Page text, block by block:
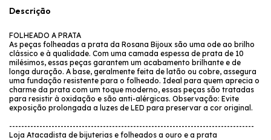
Descrição
FOLHEADO A PRATA
As peças folheadas a prata da Rosana Bijoux são uma ode ao brilho
clássico e à qualidade. Com uma camada espessa de prata de 10
milésimos, essas peças garantem um acabamento brilhante e de
longa duração. A base, geralmente feita de latão ou cobre, assegura
uma fundação resistente para o folheado. Ideal para quem aprecia o
charme da prata com um toque moderno, essas peças são tratadas
para resistir à oxidação e são anti-alérgicas. Observação: Evite
exposição prolongada a luzes de LED para preservar a cor original.
---------------------------------------------------------------------------------
Loja Atacadista de bijuterias e folheados a ouro e a prata